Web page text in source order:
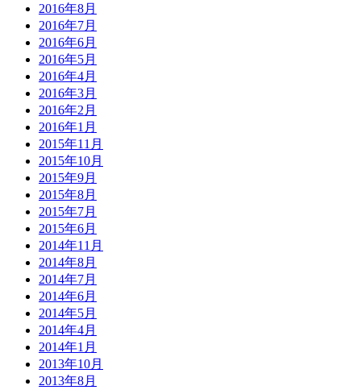
2016年8月
2016年7月
2016年6月
2016年5月
2016年4月
2016年3月
2016年2月
2016年1月
2015年11月
2015年10月
2015年9月
2015年8月
2015年7月
2015年6月
2014年11月
2014年8月
2014年7月
2014年6月
2014年5月
2014年4月
2014年1月
2013年10月
2013年8月